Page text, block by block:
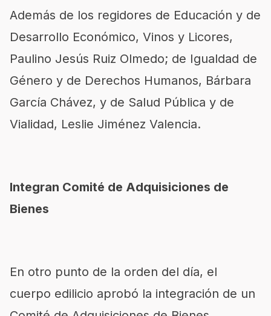
Además de los regidores de Educación y de
Desarrollo Económico, Vinos y Licores,
Paulino Jesús Ruiz Olmedo; de Igualdad de
Género y de Derechos Humanos, Bárbara
García Chávez, y de Salud Pública y de
Vialidad, Leslie Jiménez Valencia.
Integran Comité de Adquisiciones de
Bienes
En otro punto de la orden del día, el
cuerpo edilicio aprobó la integración de un